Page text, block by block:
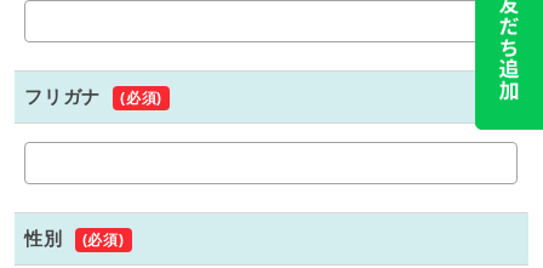
フリガナ (必須)
性別 (必須)